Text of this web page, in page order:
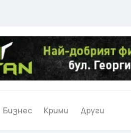
Бизнес Крими Други